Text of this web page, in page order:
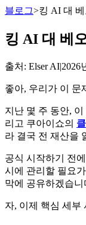
블로그>킹 AI 대
킹 AI 대 베
출처 : Elser AI|2026
좋아, 우리가 이 문
지난 몇 주 동안,
리고 쿠아이쇼의
라 결국 전 재산을
공식 시작하기 전
시에 관리할 필요
막에 공유하겠습니
자, 이제 핵심 세부